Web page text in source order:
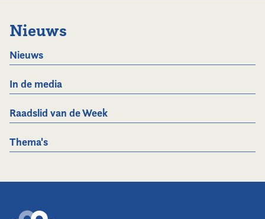
Nieuws
Nieuws
In de media
Raadslid van de Week
Thema's